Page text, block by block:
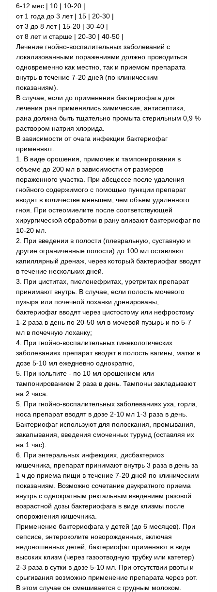
6-12 мес | 10 | 10-20 |
от 1 года до 3 лет | 15 | 20-30 |
от 3 до 8 лет | 15-20 | 30-40 |
от 8 лет и старше | 20-30 | 40-50 |
Лечение гнойно-воспалительных заболеваний с
локализованными поражениями должно проводиться
одновременно как местно, так и приемом препарата
внутрь в течение 7-20 дней (по клиническим
показаниям).
В случае, если до применения бактериофага для
лечения ран применялись химические, антисептики,
рана должна быть тщательно промыта стерильным 0,9 %
раствором натрия хлорида.
В зависимости от очага инфекции бактериофаг
применяют:
1. В виде орошения, примочек и тампонирования в
объеме до 200 мл в зависимости от размеров
пораженного участка. При абсцессе после удаления
гнойного содержимого с помощью пункции препарат
вводят в количестве меньшем, чем объем удаленного
гноя. При остеомиелите после соответствующей
хирургической обработки в рану вливают бактериофаг по
10-20 мл.
2. При введении в полости (плевральную, суставную и
другие ограниченные полости) до 100 мл оставляют
капиллярный дренаж, через который бактериофаг вводят
в течение нескольких дней.
3. При циститах, пиелонефритах, уретритах препарат
принимают внутрь. В случае, если полость мочевого
пузыря или почечной лоханки дренированы,
бактериофаг вводят через цистостому или нефростому
1-2 раза в день по 20-50 мл в мочевой пузырь и по 5-7
мл в почечную лоханку;
4. При гнойно-воспалительных гинекологических
заболеваниях препарат вводят в полость вагины, матки в
дозе 5-10 мл ежедневно однократно,
5. При кольпите - по 10 мл орошением или
тампонированием 2 раза в день. Тампоны закладывают
на 2 часа.
5. При гнойно-воспалительных заболеваниях уха, горла,
носа препарат вводят в дозе 2-10 мл 1-3 раза в день.
Бактериофаг используют для полоскания, промывания,
закапывания, введения смоченных турунд (оставляя их
на 1 час).
6. При энтеральных инфекциях, дисбактериоз
кишечника, препарат принимают внутрь 3 раза в день за
1 ч до приема пищи в течение 7-20 дней по клиническим
показаниям. Возможно сочетание двукратного приема
внутрь с однократным ректальным введением разовой
возрастной дозы бактериофага в виде клизмы после
опорожнения кишечника.
Применение бактериофага у детей (до 6 месяцев). При
сепсисе, энтероколите новорожденных, включая
недоношенных детей, бактериофаг применяют в виде
высоких клизм (через газоотводную трубку или катетер)
2-3 раза в сутки в дозе 5-10 мл. При отсутствии рвоты и
срыгивания возможно применение препарата через рот.
В этом случае он смешивается с грудным молоком.